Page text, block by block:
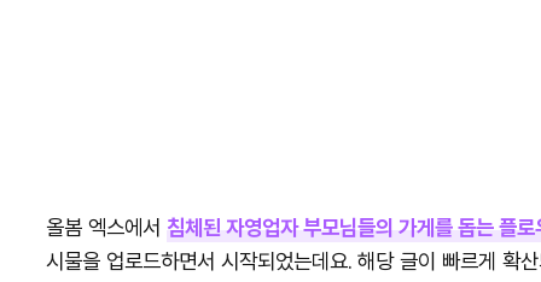
올봄 엑스에서 침체된 자영업자 부모님들의 가게를 돕는 플로
시물을 업로드하면서 시작되었는데요. 해당 글이 빠르게 확